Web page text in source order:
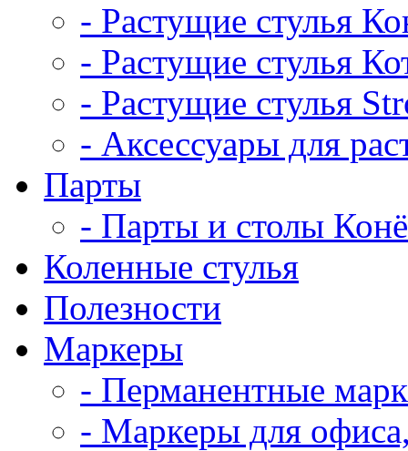
- Растущие стулья
- Растущие стулья
- Растущие стулья
- Аксессуары для
Парты
- Парты и столы
Коленныe стулья
Полезности
Маркеры
- Перманентные
- Маркеры для